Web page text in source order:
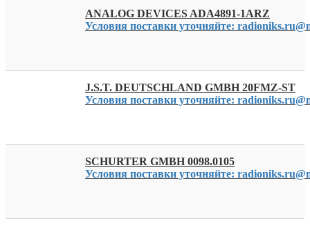
ANALOG DEVICES ADA4891-1ARZ
Условия поставки уточняйте:
J.S.T. DEUTSCHLAND GMBH 20FMZ-ST
Условия поставки уточняйте:
SCHURTER GMBH 0098.0105
Условия поставки уточняйте: